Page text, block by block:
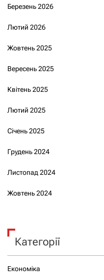
Березень 2026
Лютий 2026
Жовтень 2025
Вересень 2025
Квітень 2025
Лютий 2025
Січень 2025
Грудень 2024
Листопад 2024
Жовтень 2024
Категорії
Економіка